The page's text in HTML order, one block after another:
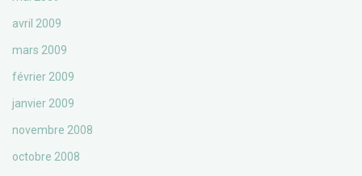
avril 2009
mars 2009
février 2009
janvier 2009
novembre 2008
octobre 2008